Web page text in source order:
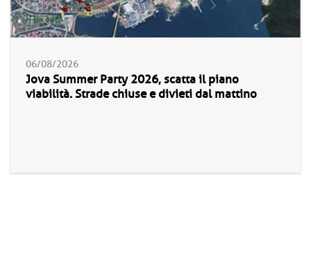
06/08/2026
Jova Summer Party 2026, scatta il piano
viabilità. Strade chiuse e divieti dal mattino